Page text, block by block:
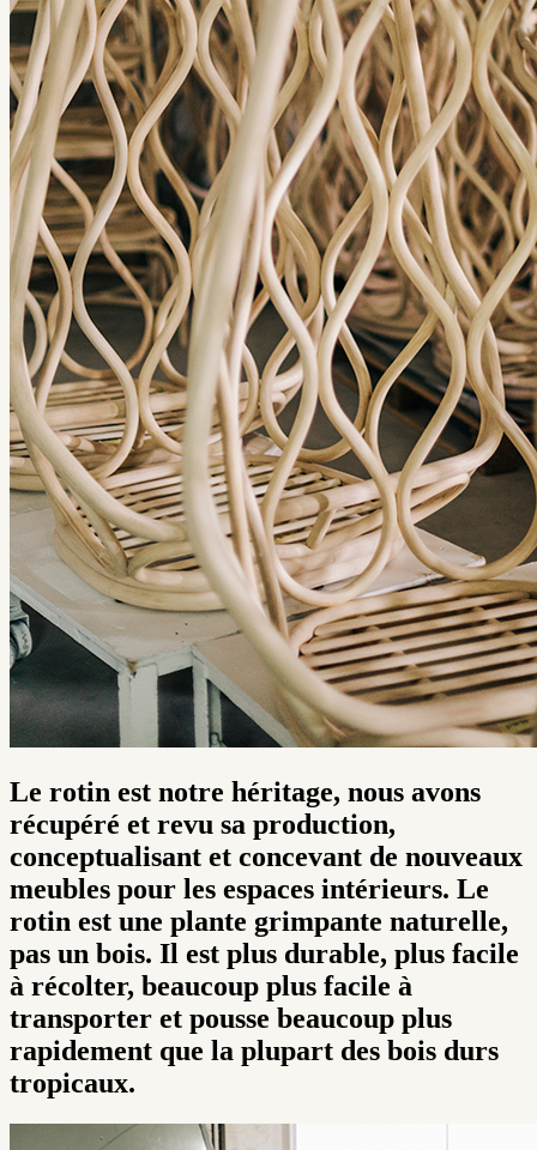
Le rotin est notre héritage, nous avons
récupéré et revu sa production,
conceptualisant et concevant de nouveaux
meubles pour les espaces intérieurs. Le
rotin est une plante grimpante naturelle,
pas un bois. Il est plus durable, plus facile
à récolter, beaucoup plus facile à
transporter et pousse beaucoup plus
rapidement que la plupart des bois durs
tropicaux.